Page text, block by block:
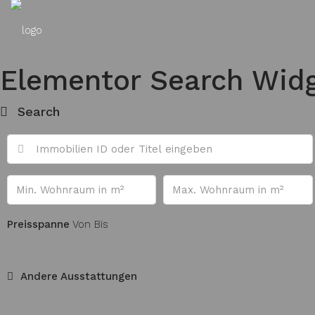
Elementor Search
Search
Preisspanne Von Bis
Andere Ausstattungen